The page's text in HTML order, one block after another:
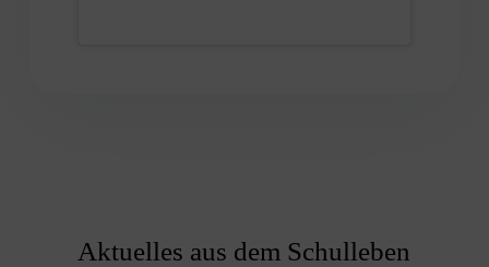
Aktuelles aus dem Schulleben